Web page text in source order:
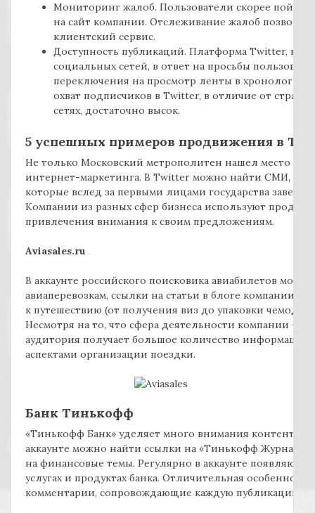
Мониторинг жалоб. Пользователи скорее пойдут
на сайт компании. Отслеживание жалоб
клиентский сервис.
Доступность публикаций. Платформа Twitter, в
социальных сетей, в ответ на просьбы
переключения на просмотр ленты в
охват подписчиков в Twitter, в отличие от
сетях, достаточно высок.
5 успешных примеров продвижения в
Не только Московский метрополитен нашел место
интернет-маркетинга. В Twitter можно найти СМИ,
которые вслед за первыми лицами государства завели
Компании из разных сфер бизнеса используют
привлечения внимания к своим предложениям.
Aviasales.ru
В аккаунте российского поисковика авиабилетов
авиаперевозкам, ссылки на статьи в блоге компании,
к путешествию (от получения виз до упаковки
Несмотря на то, что сфера деятельности компании –
аудитория получает большое количество
аспектами организации поездки.
Банк Тинькофф
«Тинькофф Банк» уделяет много внимания контенту.
аккаунте можно найти ссылки на «Тинькофф Журнал»
на финансовые темы. Регулярно в аккаунте
услугах и продуктах банка. Отличительная особенность
комментарии, сопровождающие каждую публикацию.